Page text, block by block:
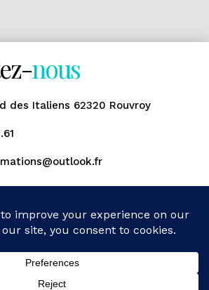
nous
des Italiens 62320 Rouvroy
Politique de confidentialité